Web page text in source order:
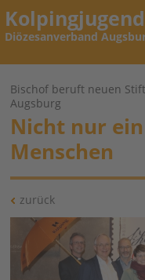
Kolpingjugend
Diözesanverband
Bischof beruft neuen
Augsburg
Nicht nur
Menschen
zurück